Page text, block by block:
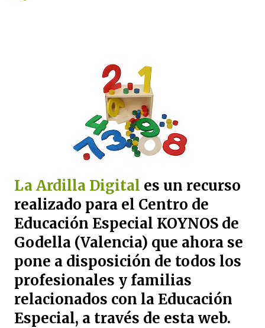
La Ardilla Digital es un recurso
realizado para el Centro de
Educación Especial KOYNOS de
Godella (Valencia) que ahora se
pone a disposición de todos los
profesionales y familias
relacionados con la Educación
Especial, a través de esta web.